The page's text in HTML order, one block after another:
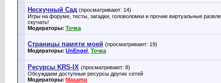
Нескучный Сад (просматривают: 14)
Игры на форуме, тесты, загадки, головоломки и прочие виртуальные
скучать!
Модераторы: Точка
Страницы памяти моей (просматривают: 19)
Модераторы: UnEngel Точка
Ресурсы KRS-IX (просматривают: 8)
Обсуждаем доступные ресурсы других сетей
Модераторы: Maxamp